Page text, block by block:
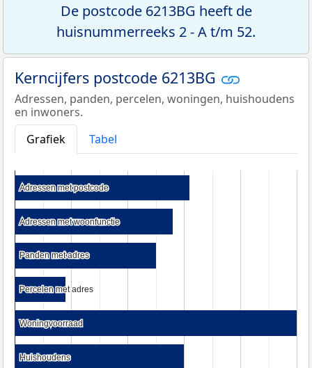
De postcode 6213BG heeft de
huisnummerreeks 2 - A t/m 52.
Kerncijfers postcode 6213BG
Adressen, panden, percelen, woningen, huishoudens
en inwoners.
Grafiek
Tabel
Adressen met postcode
Adressen met postcode
Adressen met woonfunctie
Adressen met woonfunctie
Panden met adres
Panden met adres
Percelen met adres
Percelen met adres
Woningvoorraad
Woningvoorraad
Huishoudens
Huishoudens